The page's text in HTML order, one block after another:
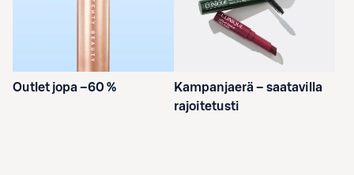
Outlet jopa –60 %
Kampanjaerä – saatavilla
rajoitetusti